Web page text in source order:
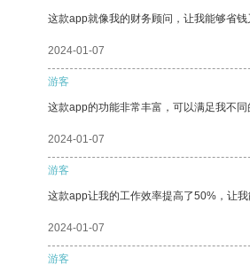
这款app就像我的财务顾问，让我能够省钱
2024-01-07
游客
这款app的功能非常丰富，可以满足我不同
2024-01-07
游客
这款app让我的工作效率提高了50%，让
2024-01-07
游客